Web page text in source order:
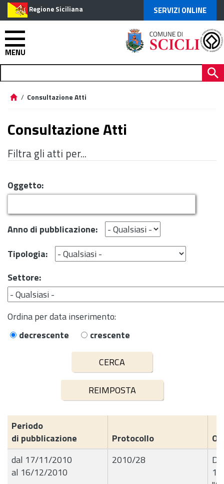
Regione Siciliana SERVIZI ONLINE
MENU
/ Consultazione Atti
Consultazione Atti
Filtra gli atti per...
Oggetto:
Anno di pubblicazione:
Tipologia:
Settore:
Ordina per data inserimento:
decrescente
crescente
Periodo
di pubblicazione
Protocollo
dal 17/11/2010
al 16/12/2010
2010/28